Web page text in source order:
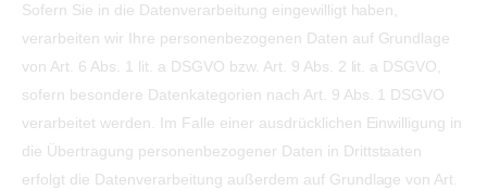
Sofern Sie in die Datenverarbeitung eingewilligt haben,
verarbeiten wir Ihre personenbezogenen Daten auf Grundlage
von Art. 6 Abs. 1 lit. a DSGVO bzw. Art. 9 Abs. 2 lit. a DSGVO,
sofern besondere Datenkategorien nach Art. 9 Abs. 1 DSGVO
verarbeitet werden. Im Falle einer ausdrücklichen Einwilligung in
die Übertragung personenbezogener Daten in Drittstaaten
erfolgt die Datenverarbeitung außerdem auf Grundlage von Art.